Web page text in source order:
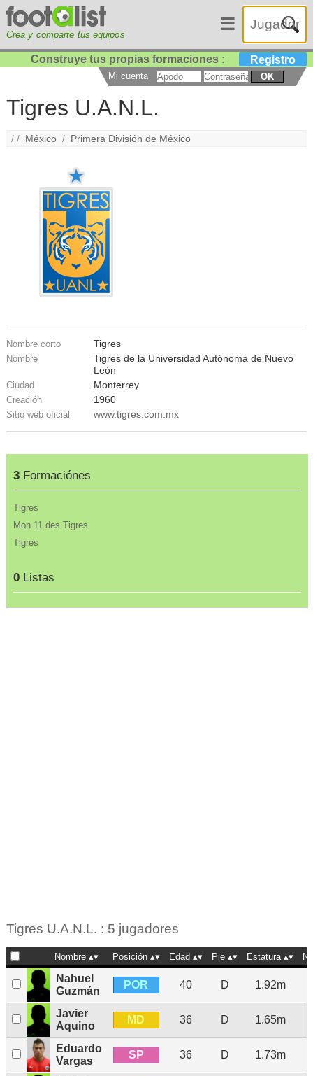
Crea y comparte tus equipos
☰
Construye tus propias formaciones : Registro
Mi cuenta OK
Tigres U.A.N.L.
/ / México / Primera División de México
Nombre corto Tigres
Nombre
Tigres de la Universidad Autónoma de Nuevo
León
Ciudad Monterrey
Creación 1960
Sitio web oficial www.tigres.com.mx
3Formaciónes
Tigres
Mon 11 des Tigres
Tigres
0Listas
Tigres U.A.N.L. : 5 jugadores
Nombre Posición Edad Pie Estatura
Nahuel
Guzmán
POR 40 D 1.92m
Javier
Aquino
MD 36 D 1.65m
Eduardo
Vargas
SP 36 D 1.73m